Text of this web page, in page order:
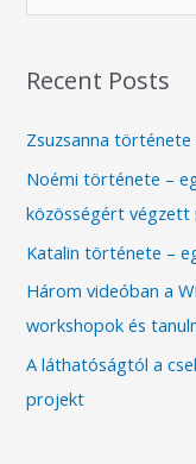
e
r
r
:
Recent Posts
Zsuzsanna
Noémi története –
közösségért végzett
Katalin története –
Három videóban a
workshopok és
A láthatóságtól a
projekt